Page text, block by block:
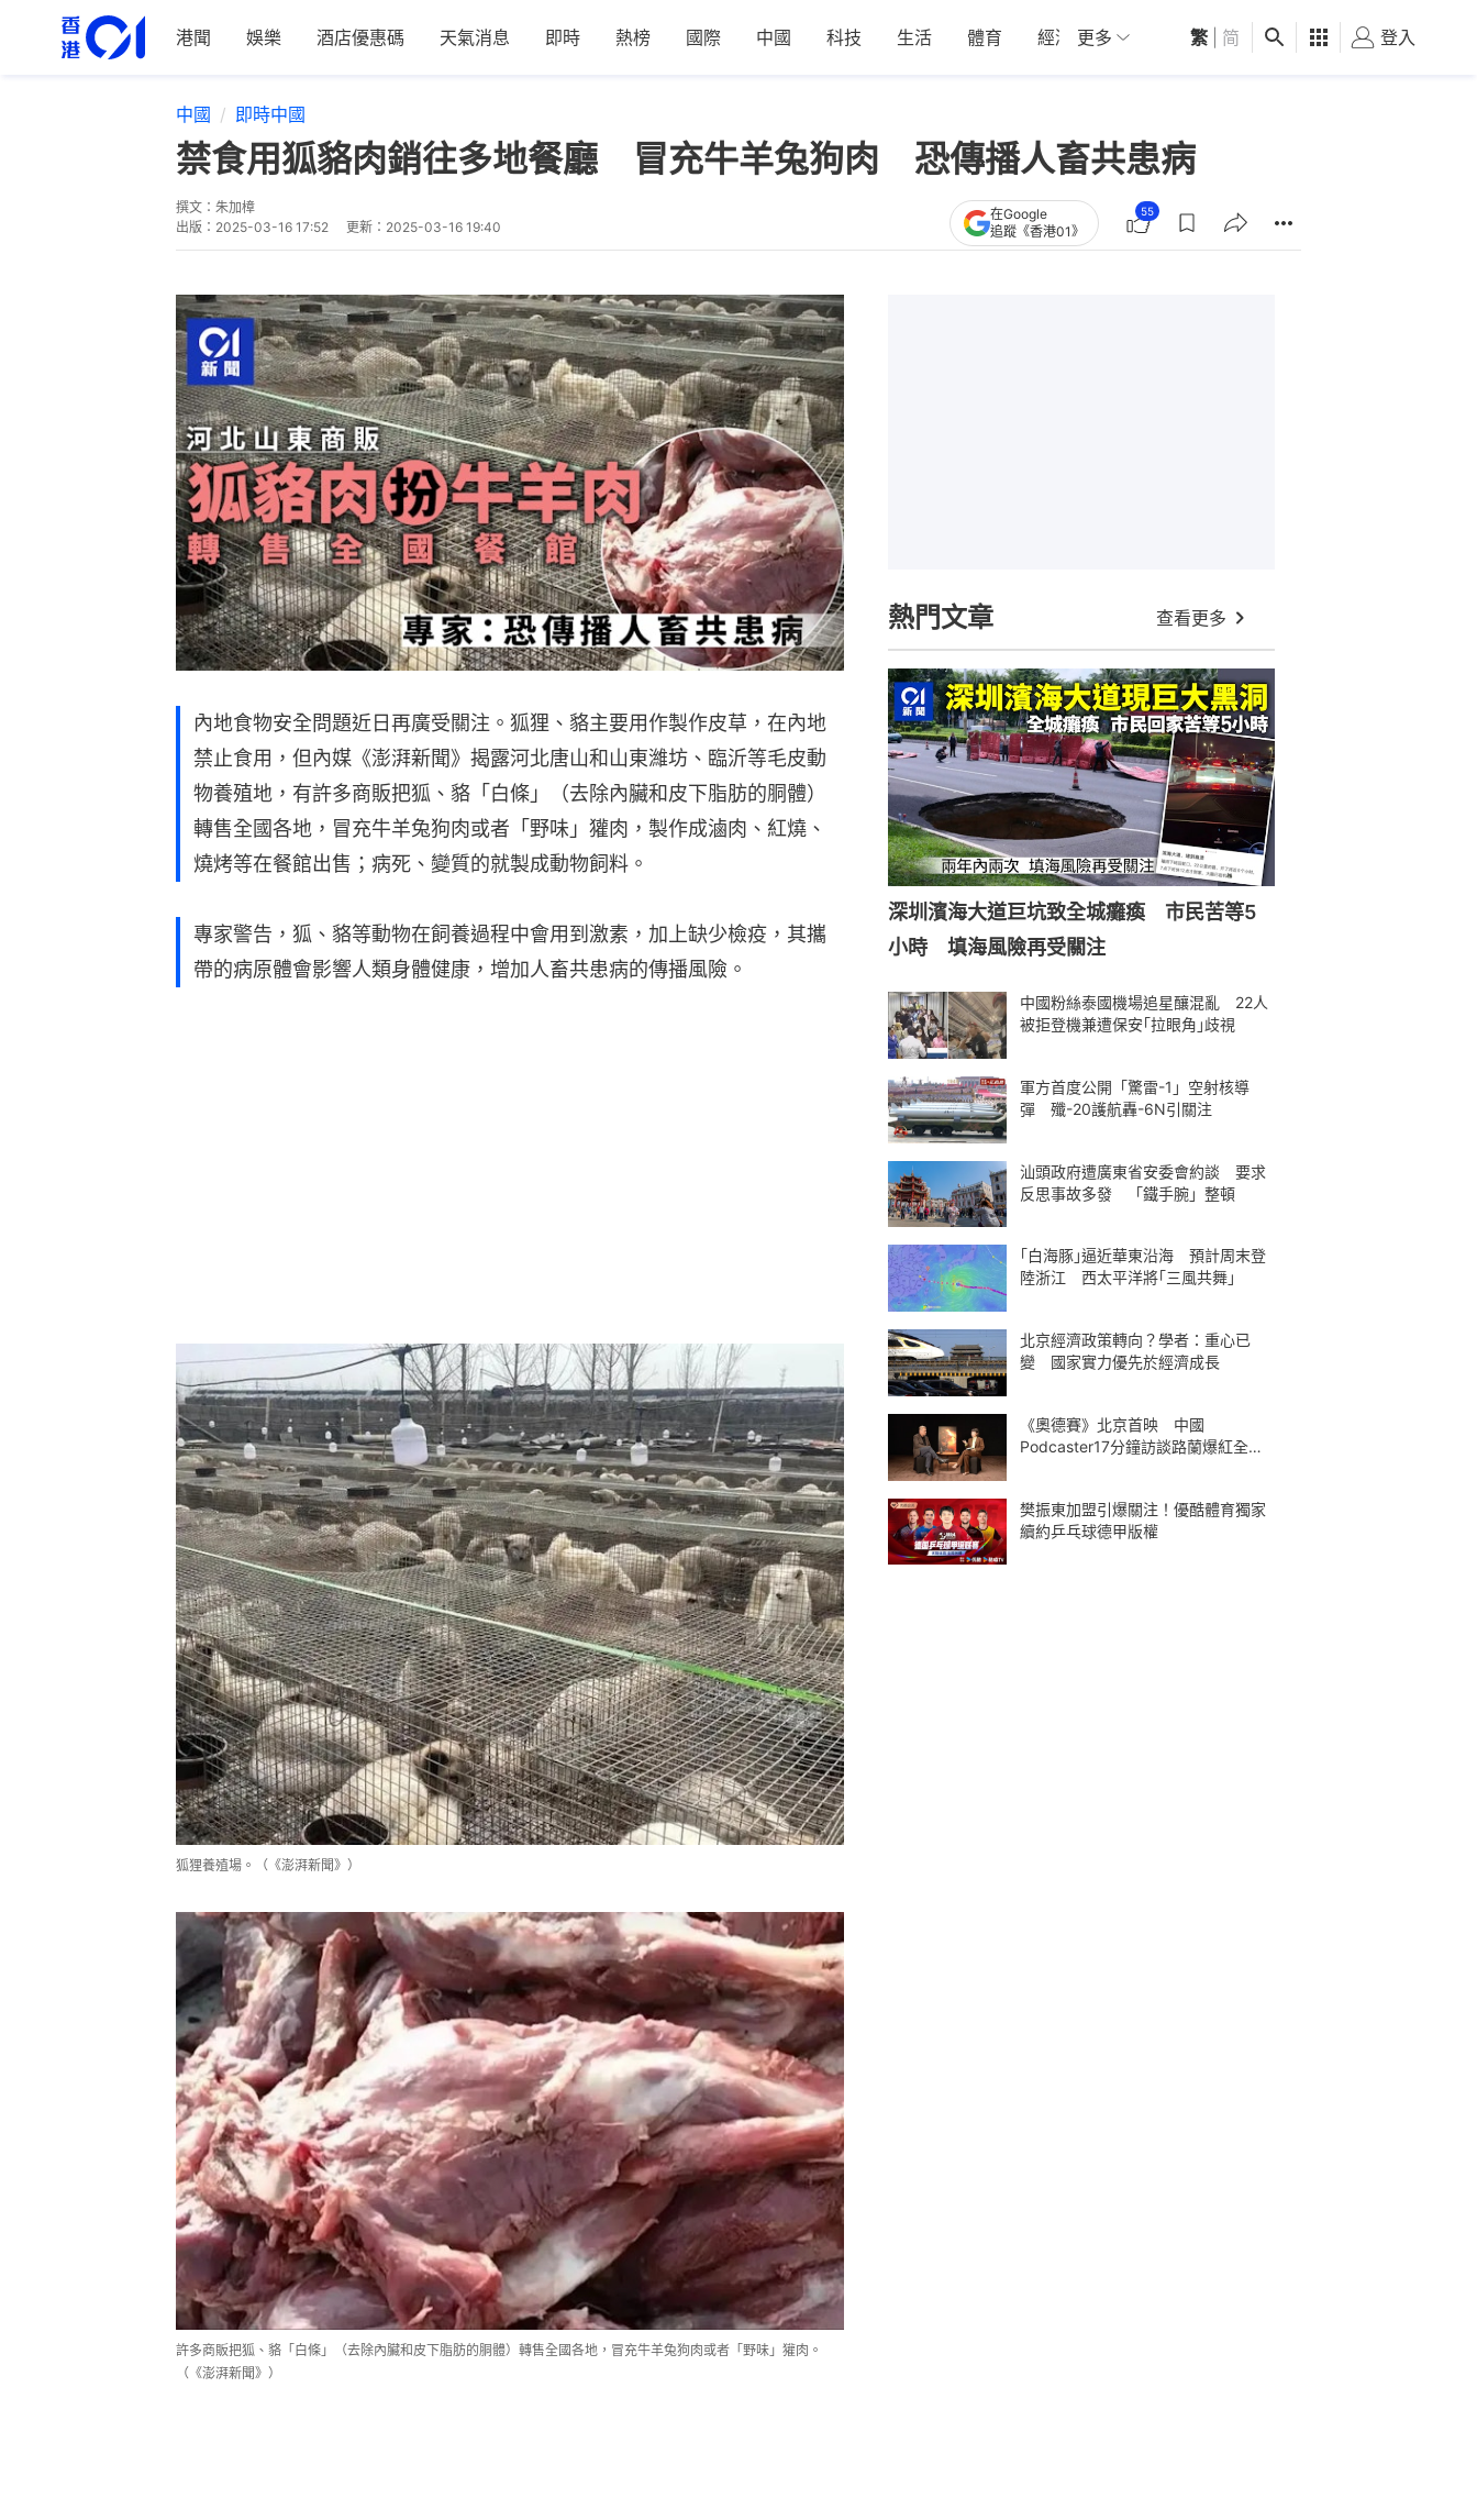
港聞 娛樂 酒店優惠碼 天氣消息 即時 熱榜 國際 中國 科技 生活 體育 經濟 01深圳 觀點 健康 好食玩飛
更多 繁 简 登入
中國 即時中國
禁食用狐貉肉銷往多地餐廳 冒充牛羊兔狗肉 恐傳播人畜共患病
撰文： 朱加樟
出版： 2025-03-16 17:52 更新： 2025-03-16 19:40
在Google
追蹤《香港01》
55
內地食物安全問題近日再廣受關注。狐狸、貉主要用作製作皮草，在內地
禁止食用，但內媒《澎湃新聞》揭露河北唐山和山東濰坊、臨沂等毛皮動
物養殖地，有許多商販把狐、貉「白條」（去除內臟和皮下脂肪的胴體）
轉售全國各地，冒充牛羊兔狗肉或者「野味」獾肉，製作成滷肉、紅燒、
燒烤等在餐館出售；病死、變質的就製成動物飼料。
專家警告，狐、貉等動物在飼養過程中會用到激素，加上缺少檢疫，其攜
帶的病原體會影響人類身體健康，增加人畜共患病的傳播風險。
狐狸養殖場。（《澎湃新聞》）
許多商販把狐、貉「白條」（去除內臟和皮下脂肪的胴體）轉售全國各地，冒充牛羊兔狗肉或者「野味」獾肉。
（《澎湃新聞》）
熱門文章 查看更多
深圳濱海大道巨坑致全城癱瘓 市民苦等5
小時 填海風險再受關注
中國粉絲泰國機場追星釀混亂 22人
被拒登機兼遭保安｢拉眼角｣歧視
軍方首度公開「驚雷-1」空射核導
彈 殲-20護航轟-6N引關注
汕頭政府遭廣東省安委會約談 要求
反思事故多發 「鐵手腕」整頓
｢白海豚｣逼近華東沿海 預計周末登
陸浙江 西太平洋將｢三風共舞｣
北京經濟政策轉向？學者：重心已
變 國家實力優先於經濟成長
《奧德賽》北京首映 中國
Podcaster17分鐘訪談路蘭爆紅全球
樊振東加盟引爆關注！優酷體育獨家
續約乒乓球德甲版權